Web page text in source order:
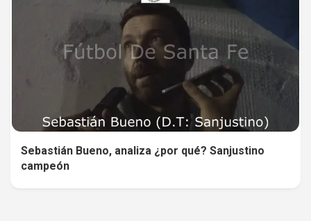
Sebastián Bueno, analiza ¿por qué? Sanjustino
campeón